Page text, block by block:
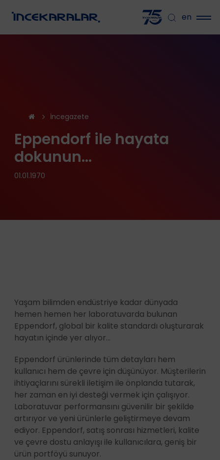
en
İncegazete
Eppendorf ile hayata
dokunun…
01.01.1970
Yaşam bilimden endüstriye kadar dünyada
hemen hemen her laboratuvarda bulunan
Eppendorf, global bir kalite standardı oluşturarak
hayatın içinde yer alıyor...
Eppendorf ürünlerinde tüm detayları hem
kullanıcı hem de çevre için düşünüyor. Müşterilerin
ihtiyaçlarını sürekli iletişim ile önplanda tutarak,
her zaman en iyi desteği vermek için çalışıyor.
Laboratuvar performansını güvenilir bir şekilde
artırıyor ve yeni ürünlerle geliştirmeye devam
ediyor. Eppendorf, satış sonrası hizmetleri, kalite
ve çevre dostu anlayışı ile kullanıcılara, geniş bir
ürün portföyü sunuyor.